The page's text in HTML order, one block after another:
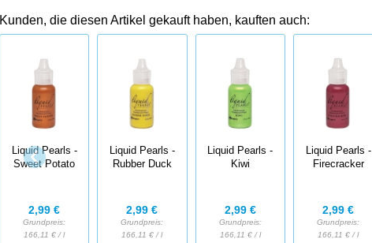
Kunden, die diesen Artikel gekauft haben, kauften auch:
Liquid Pearls -
Sweet Potato
2,99 €
Grundpreis:
166,11 € / l
Liquid Pearls -
Rubber Duck
2,99 €
Grundpreis:
166,11 € / l
Liquid Pearls -
Kiwi
2,99 €
Grundpreis:
166,11 € / l
Liquid Pearls -
Firecracker
2,99 €
Grundpreis:
166,11 € / l